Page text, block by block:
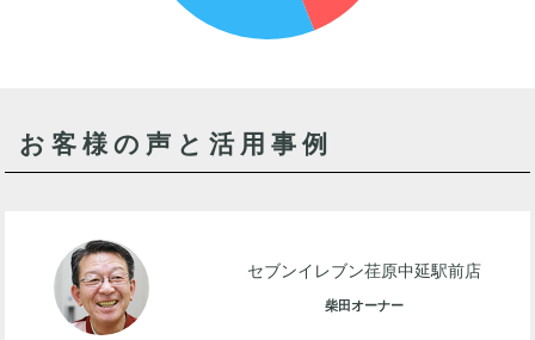
お客様の声と活用事例
セブンイレブン荏原中延駅前店
柴田オーナー